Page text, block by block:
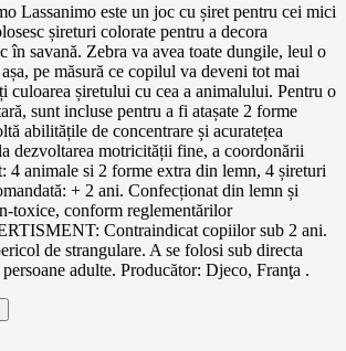
Lassanimo este un joc cu șiret pentru cei mici
șireturi colorate pentru a decora
în savană. Zebra va avea toate dungile, leul o
pe măsură ce copilul va deveni tot mai
culoarea șiretului cu cea a animalului. Pentru o
sunt incluse pentru a fi atașate 2 forme
abilitățile de concentrare și acuratețea
dezvoltarea motricității fine, a coordonării
4 animale si 2 forme extra din lemn, 4 șireturi
+ 2 ani. Confecționat din lemn și
toxice, conform reglementărilor
Contraindicat copiilor sub 2 ani.
de strangulare. A se folosi sub directa
adulte. Producător: Djeco, Franţa .